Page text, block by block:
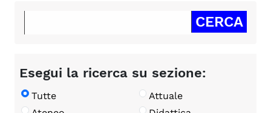
Esegui la ricerca su sezione:
Tutte
Attuale